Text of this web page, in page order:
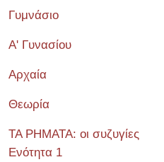
Γυμνάσιο
Α' Γυνασίου
Αρχαία
Θεωρία
ΤΑ ΡΗΜΑΤΑ: οι συζυγίες
Ενότητα 1